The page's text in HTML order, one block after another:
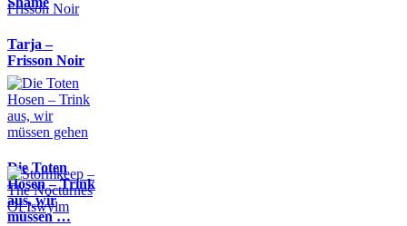
Tarja –
Frisson Noir
Die Toten
Hosen – Trink
aus, wir
müssen …